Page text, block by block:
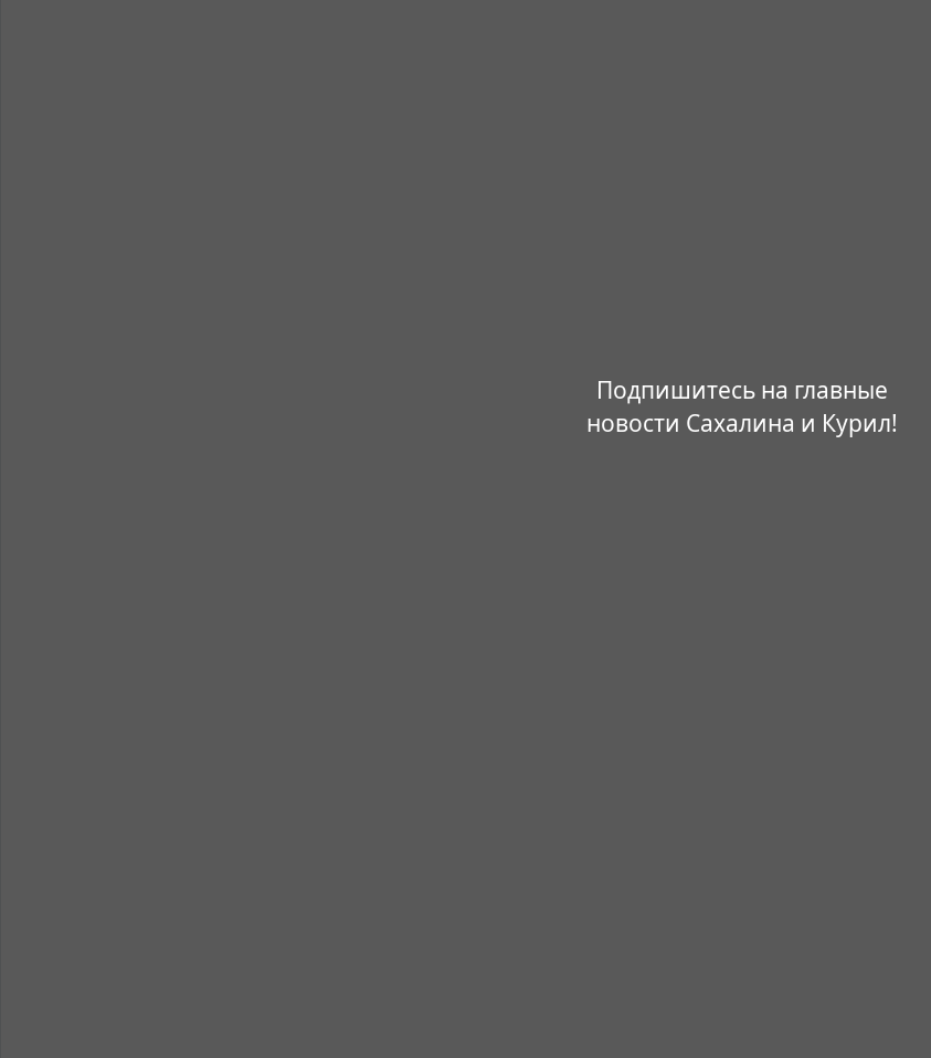
Подпишитесь на главные
новости Сахалина и Курил!